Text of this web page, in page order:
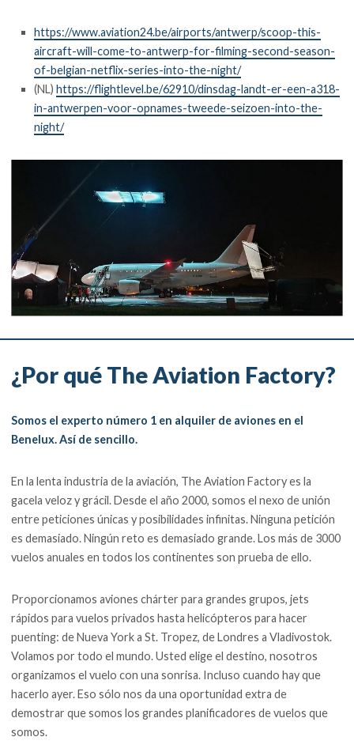
https://www.aviation24.be/airports/antwerp/scoop-this-
aircraft-will-come-to-antwerp-for-filming-second-season-
of-belgian-netflix-series-into-the-night/
(NL)https://flightlevel.be/62910/dinsdag-landt-er-een-a318-
in-antwerpen-voor-opnames-tweede-seizoen-into-the-
night/
¿Por qué The Aviation Factory?
Somos el experto número 1 en alquiler de aviones en el
Benelux. Así de sencillo.
En la lenta industria de la aviación, The Aviation Factory es la
gacela veloz y grácil. Desde el año 2000, somos el nexo de unión
entre peticiones únicas y posibilidades infinitas. Ninguna petición
es demasiado. Ningún reto es demasiado grande. Los más de 3000
vuelos anuales en todos los continentes son prueba de ello.
Proporcionamos aviones chárter para grandes grupos, jets
rápidos para vuelos privados hasta helicópteros para hacer
puenting: de Nueva York a St. Tropez, de Londres a Vladivostok.
Volamos por todo el mundo. Usted elige el destino, nosotros
organizamos el vuelo con una sonrisa. Incluso cuando hay que
hacerlo ayer. Eso sólo nos da una oportunidad extra de
demostrar que somos los grandes planificadores de vuelos que
somos.